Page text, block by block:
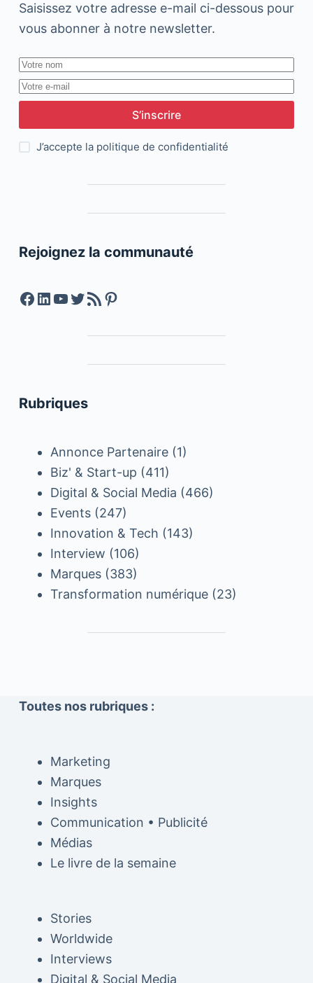
Saisissez votre adresse e-mail ci-dessous pour
vous abonner à notre newsletter.
S’inscrire
J’accepte la politique de confidentialité
Rejoignez la communauté
Facebook
LinkedIn
YouTube
Twitter
Feed RSSPinterest
Rubriques
Annonce Partenaire(1)
Biz' & Start-up (411)
Digital & Social Media (466)
Events(247)
Innovation & Tech (143)
Interview (106)
Marques(383)
Transformation numérique(23)
Toutes nos rubriques :
Marketing
Marques
Insights
Communication • Publicité
Médias
Le livre de la semaine
Stories
Worldwide
Interviews
Digital & Social Media